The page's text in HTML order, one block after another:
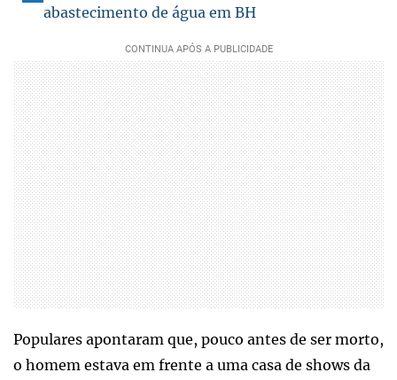
abastecimento de água em BH
Populares apontaram que, pouco antes de ser morto,
o homem estava em frente a uma casa de shows da